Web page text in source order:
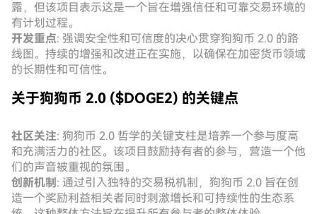
露，但该项目表示这是一个旨在增强信任和可靠交易环境的
有计划过程。
开发重点: 强调安全性和可信度的决心贯穿狗狗币 2.0 的路
线图。持续的增强和改进正在实施，以确保在加密货币领域
的长期性和可信性。
关于狗狗币 2.0 ($DOGE2) 的关键点
社区关注: 狗狗币 2.0 哲学的关键支柱是培养一个参与度高
和充满活力的社区。该项目鼓励持有者的参与，营造一个他
们的声音被重视的氛围。
创新机制 : 通过引入独特的交易税机制，狗狗币 2.0 旨在创
造一个奖励利益相关者同时刺激增长和可持续性的生态系